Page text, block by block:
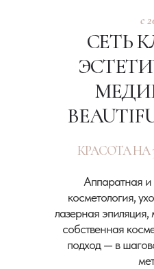
с
СЕТЬ
Аппаратная
косметология,
лазерная эпиляция,
собственная
подход — в
КРАСОТА НА